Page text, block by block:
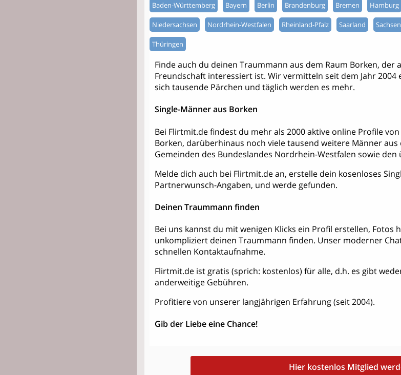
Baden-Württemberg Bayern Berlin Brandenburg Bremen Hamburg
Niedersachsen Nordrhein-Westfalen Rheinland-Pfalz Saarland Sachsen
Thüringen
Finde auch du deinen Traummann aus dem Raum Borken, der
Freundschaft interessiert ist. Wir vermitteln seit dem Jahr
sich tausende Pärchen und täglich werden es mehr.
Single-Männer aus Borken
Bei Flirtmit.de findest du mehr als 2000 aktive online Profile
Borken, darüberhinaus noch viele tausend weitere Männer
Gemeinden des Bundeslandes Nordrhein-Westfalen sowie
Melde dich auch bei Flirtmit.de an, erstelle dein kosenloses
Partnerwunsch-Angaben, und werde gefunden.
Deinen Traummann finden
Bei uns kannst du mit wenigen Klicks ein Profil erstellen, Fotos
unkompliziert deinen Traummann finden. Unser moderner
schnellen Kontaktaufnahme.
Flirtmit.de ist gratis (sprich: kostenlos) für alle, d.h. es gibt
anderweitige Gebühren.
Profitiere von unserer langjährigen Erfahrung (seit 2004).
Gib der Liebe eine Chance!
Hier kostenlos Mitglied